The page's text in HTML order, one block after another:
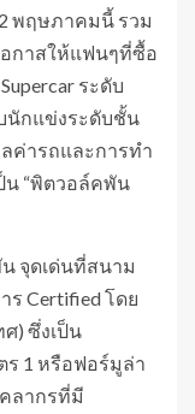
พฤษภาคมนี้ รวม
กาสให้แฟนๆที่ซื้อ
ระดับ
นักแข่งระดับชั้น
ค่ารถและการทำ
น “พิตวอล์คพัน
จุดเด่นที่สนาม
Certified โดย
) ซึ่งเป็น
1 หรือฟอร์มูล่า
คลากรที่มี